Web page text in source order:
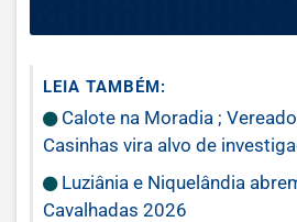
LEIA TAMBÉM:
Calote na Moradia ;
Casinhas vira alvo de
Luziânia e Niquelândia
Cavalhadas 2026